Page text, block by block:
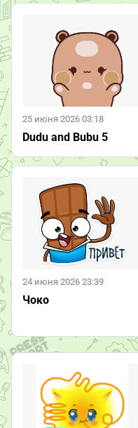
25 июня 2026 03:18
Dudu and Bubu 5
24 июня 2026 23:39
Чоко